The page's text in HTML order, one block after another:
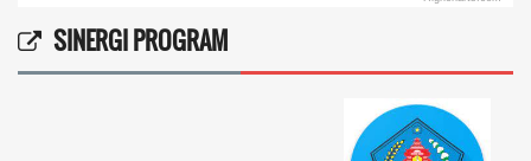
SINERGI PROGRAM